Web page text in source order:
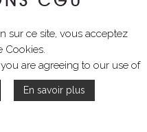
sur ce site, vous acceptez
Cookies.
are agreeing to our use of
En savoir plus